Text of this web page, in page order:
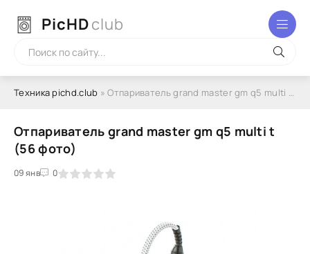
PicHDclub
Техника pichd.club » Отпариватель grand master gm q5 multi t (56 фото)
Отпариватель grand master gm q5 multi t
(56 фото)
09 янв 0
3 4 5